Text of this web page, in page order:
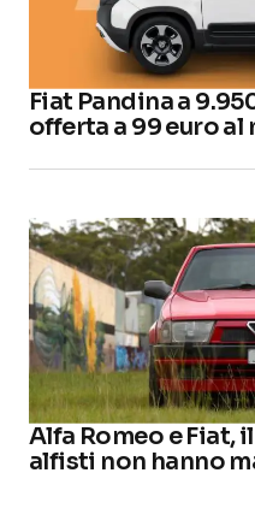
Fiat Pandina a
offerta a 99 euro al
Alfa Romeo e Fiat,
alfisti non hanno